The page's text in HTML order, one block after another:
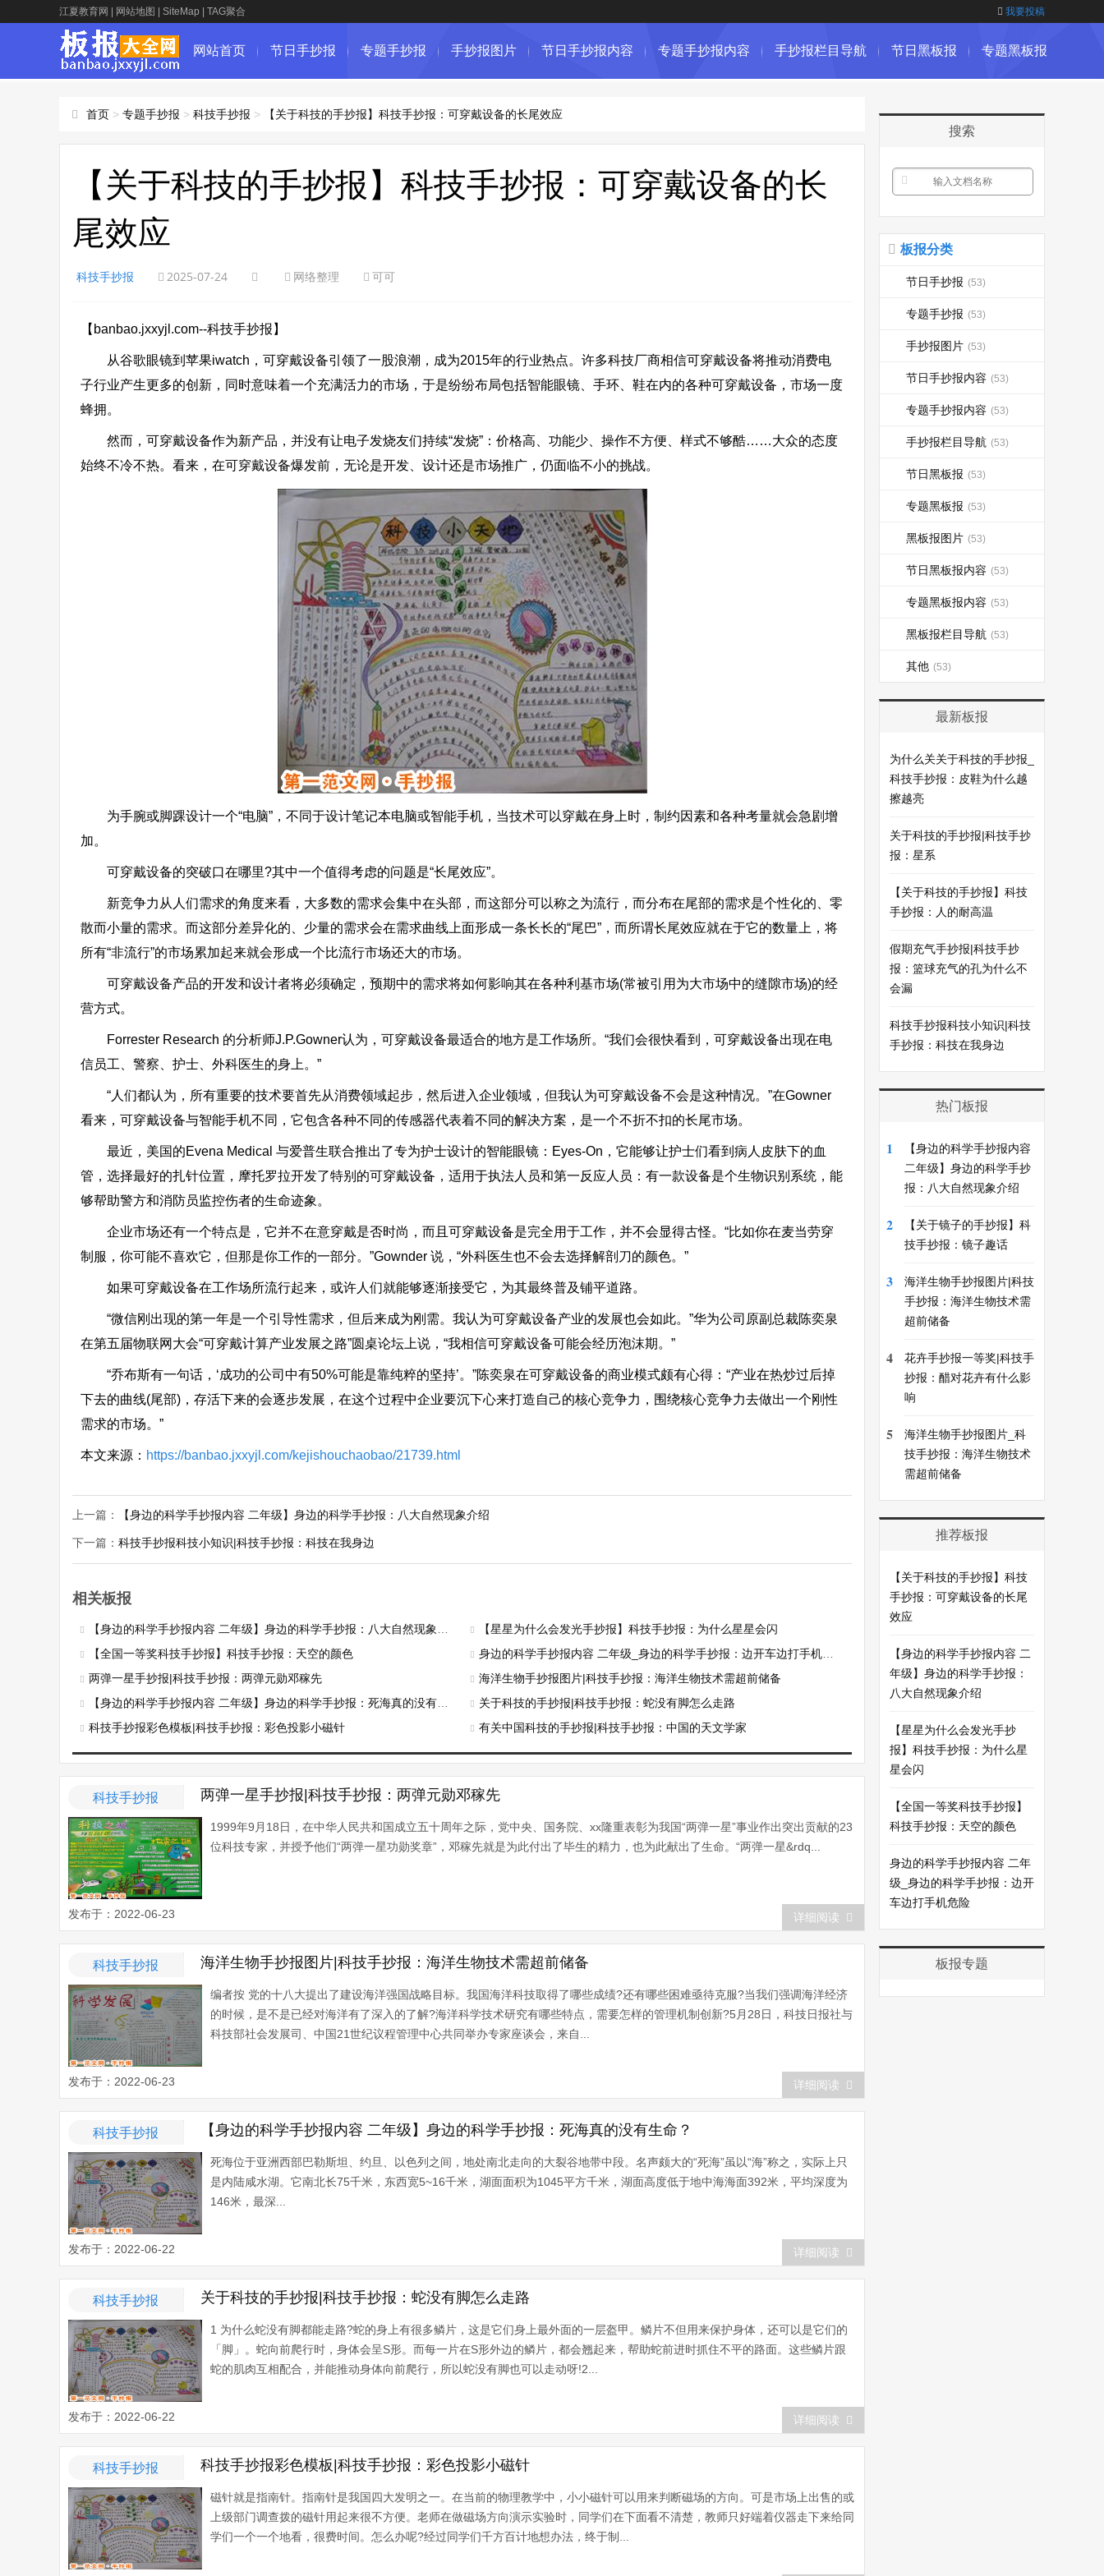
江夏教育网 网站地图 SiteMap TAG聚合 我要投稿
网站首页 节日手抄报 专题手抄报 手抄报图片 节日手抄报内容 专题手抄报内容 手抄报栏目导航 节日黑板报 专题黑板报
首页 > 专题手抄报 > 科技手抄报 > 【关于科技的手抄报】科技手抄报：可穿戴设备的长尾效应
【关于科技的手抄报】科技手抄报：可穿戴设备的长
尾效应
科技手抄报 2025-07-24 网络整理 可可
【banbao.jxxyjl.com--科技手抄报】
从谷歌眼镜到苹果iwatch，可穿戴设备引领了一股浪潮，成为2015年的行业热点。许多科技厂商相信可穿戴设备将推动消费电
子行业产生更多的创新，同时意味着一个充满活力的市场，于是纷纷布局包括智能眼镜、手环、鞋在内的各种可穿戴设备，市场一度
蜂拥。
然而，可穿戴设备作为新产品，并没有让电子发烧友们持续“发烧”：价格高、功能少、操作不方便、样式不够酷……大众的态度
始终不冷不热。看来，在可穿戴设备爆发前，无论是开发、设计还是市场推广，仍面临不小的挑战。
为手腕或脚踝设计一个“电脑”，不同于设计笔记本电脑或智能手机，当技术可以穿戴在身上时，制约因素和各种考量就会急剧增
加。
可穿戴设备的突破口在哪里?其中一个值得考虑的问题是“长尾效应”。
新竞争力从人们需求的角度来看，大多数的需求会集中在头部，而这部分可以称之为流行，而分布在尾部的需求是个性化的、零
散而小量的需求。而这部分差异化的、少量的需求会在需求曲线上面形成一条长长的“尾巴”，而所谓长尾效应就在于它的数量上，将
所有“非流行”的市场累加起来就会形成一个比流行市场还大的市场。
可穿戴设备产品的开发和设计者将必须确定，预期中的需求将如何影响其在各种利基市场(常被引用为大市场中的缝隙市场)的经
营方式。
Forrester Research 的分析师J.P.Gowner认为，可穿戴设备最适合的地方是工作场所。“我们会很快看到，可穿戴设备出现在电
信员工、警察、护士、外科医生的身上。”
“人们都认为，所有重要的技术要首先从消费领域起步，然后进入企业领域，但我认为可穿戴设备不会是这种情况。”在Gowner
看来，可穿戴设备与智能手机不同，它包含各种不同的传感器代表着不同的解决方案，是一个不折不扣的长尾市场。
最近，美国的Evena Medical 与爱普生联合推出了专为护士设计的智能眼镜：Eyes-On，它能够让护士们看到病人皮肤下的血
管，选择最好的扎针位置，摩托罗拉开发了特别的可穿戴设备，适用于执法人员和第一反应人员：有一款设备是个生物识别系统，能
够帮助警方和消防员监控伤者的生命迹象。
企业市场还有一个特点是，它并不在意穿戴是否时尚，而且可穿戴设备是完全用于工作，并不会显得古怪。“比如你在麦当劳穿
制服，你可能不喜欢它，但那是你工作的一部分。”Gownder 说，“外科医生也不会去选择解剖刀的颜色。”
如果可穿戴设备在工作场所流行起来，或许人们就能够逐渐接受它，为其最终普及铺平道路。
“微信刚出现的第一年是一个引导性需求，但后来成为刚需。我认为可穿戴设备产业的发展也会如此。”华为公司原副总裁陈奕泉
在第五届物联网大会“可穿戴计算产业发展之路”圆桌论坛上说，“我相信可穿戴设备可能会经历泡沫期。”
“乔布斯有一句话，‘成功的公司中有50%可能是靠纯粹的坚持’。”陈奕泉在可穿戴设备的商业模式颇有心得：“产业在热炒过后掉
下去的曲线(尾部)，存活下来的会逐步发展，在这个过程中企业要沉下心来打造自己的核心竞争力，围绕核心竞争力去做出一个刚性
需求的市场。”
本文来源： https://banbao.jxxyjl.com/kejishouchaobao/21739.html
上一篇： 【身边的科学手抄报内容 二年级】身边的科学手抄报：八大自然现象介绍
下一篇： 科技手抄报科技小知识|科技手抄报：科技在我身边
相关板报
【身边的科学手抄报内容 二年级】身边的科学手抄报：八大自然现象介绍
【星星为什么会发光手抄报】科技手抄报：为什么星星会闪
【全国一等奖科技手抄报】科技手抄报：天空的颜色
身边的科学手抄报内容 二年级_身边的科学手抄报：边开车边打手机危险
两弹一星手抄报|科技手抄报：两弹元勋邓稼先
海洋生物手抄报图片|科技手抄报：海洋生物技术需超前储备
【身边的科学手抄报内容 二年级】身边的科学手抄报：死海真的没有生命？
关于科技的手抄报|科技手抄报：蛇没有脚怎么走路
科技手抄报彩色模板|科技手抄报：彩色投影小磁针
有关中国科技的手抄报|科技手抄报：中国的天文学家
科技手抄报 两弹一星手抄报|科技手抄报：两弹元勋邓稼先
1999年9月18日，在中华人民共和国成立五十周年之际，党中央、国务院、xx隆重表彰为我国“两弹一星”事业作出突出贡献的23
位科技专家，并授予他们“两弹一星功勋奖章”，邓稼先就是为此付出了毕生的精力，也为此献出了生命。“两弹一星&rdq...
发布于：2022-06-23 详细阅读
科技手抄报 海洋生物手抄报图片|科技手抄报：海洋生物技术需超前储备
编者按 党的十八大提出了建设海洋强国战略目标。我国海洋科技取得了哪些成绩?还有哪些困难亟待克服?当我们强调海洋经济
的时候，是不是已经对海洋有了深入的了解?海洋科学技术研究有哪些特点，需要怎样的管理机制创新?5月28日，科技日报社与
科技部社会发展司、中国21世纪议程管理中心共同举办专家座谈会，来自...
发布于：2022-06-23 详细阅读
科技手抄报 【身边的科学手抄报内容 二年级】身边的科学手抄报：死海真的没有生命？
死海位于亚洲西部巴勒斯坦、约旦、以色列之间，地处南北走向的大裂谷地带中段。名声颇大的“死海”虽以“海”称之，实际上只
是内陆咸水湖。它南北长75千米，东西宽5~16千米，湖面面积为1045平方千米，湖面高度低于地中海海面392米，平均深度为
146米，最深...
发布于：2022-06-22 详细阅读
科技手抄报 关于科技的手抄报|科技手抄报：蛇没有脚怎么走路
1 为什么蛇没有脚都能走路?蛇的身上有很多鳞片，这是它们身上最外面的一层盔甲。鳞片不但用来保护身体，还可以是它们的
「脚」。蛇向前爬行时，身体会呈S形。而每一片在S形外边的鳞片，都会翘起来，帮助蛇前进时抓住不平的路面。这些鳞片跟
蛇的肌肉互相配合，并能推动身体向前爬行，所以蛇没有脚也可以走动呀!2...
发布于：2022-06-22 详细阅读
科技手抄报 科技手抄报彩色模板|科技手抄报：彩色投影小磁针
磁针就是指南针。指南针是我国四大发明之一。在当前的物理教学中，小小磁针可以用来判断磁场的方向。可是市场上出售的或
上级部门调查拨的磁针用起来很不方便。老师在做磁场方向演示实验时，同学们在下面看不清楚，教师只好端着仪器走下来给同
学们一个一个地看，很费时间。怎么办呢?经过同学们千方百计地想办法，终于制...
搜索
板报分类
节日手抄报 (53)
专题手抄报 (53)
手抄报图片 (53)
节日手抄报内容 (53)
专题手抄报内容 (53)
手抄报栏目导航 (53)
节日黑板报 (53)
专题黑板报 (53)
黑板报图片 (53)
节日黑板报内容 (53)
专题黑板报内容 (53)
黑板报栏目导航 (53)
其他 (53)
最新板报
为什么关关于科技的手抄报_
科技手抄报：皮鞋为什么越
擦越亮
关于科技的手抄报|科技手抄
报：星系
【关于科技的手抄报】科技
手抄报：人的耐高温
假期充气手抄报|科技手抄
报：篮球充气的孔为什么不
会漏
科技手抄报科技小知识|科技
手抄报：科技在我身边
热门板报
1
【身边的科学手抄报内容
二年级】身边的科学手抄
报：八大自然现象介绍
2
【关于镜子的手抄报】科
技手抄报：镜子趣话
3
海洋生物手抄报图片|科技
手抄报：海洋生物技术需
超前储备
4
花卉手抄报一等奖|科技手
抄报：醋对花卉有什么影
响
5
海洋生物手抄报图片_科
技手抄报：海洋生物技术
需超前储备
推荐板报
【关于科技的手抄报】科技
手抄报：可穿戴设备的长尾
效应
【身边的科学手抄报内容 二
年级】身边的科学手抄报：
八大自然现象介绍
【星星为什么会发光手抄
报】科技手抄报：为什么星
星会闪
【全国一等奖科技手抄报】
科技手抄报：天空的颜色
身边的科学手抄报内容 二年
级_身边的科学手抄报：边开
车边打手机危险
板报专题